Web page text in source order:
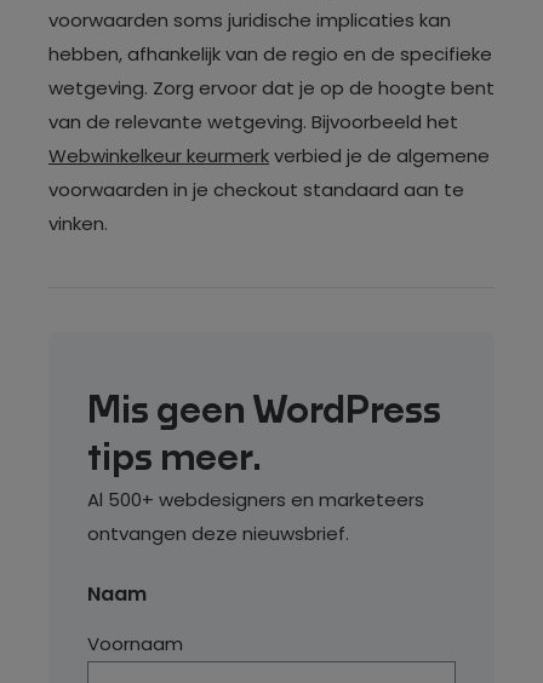
voorwaarden soms juridische implicaties kan
hebben, afhankelijk van de regio en de specifieke
wetgeving. Zorg ervoor dat je op de hoogte bent
van de relevante wetgeving. Bijvoorbeeld het
Webwinkelkeur keurmerkverbied je de algemene
voorwaarden in je checkout standaard aan te
vinken.
Mis geen WordPress
tips meer.
Al 500+ webdesigners en marketeers
ontvangen deze nieuwsbrief.
Naam
Voornaam